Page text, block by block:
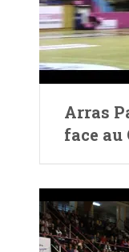
Arras
face au